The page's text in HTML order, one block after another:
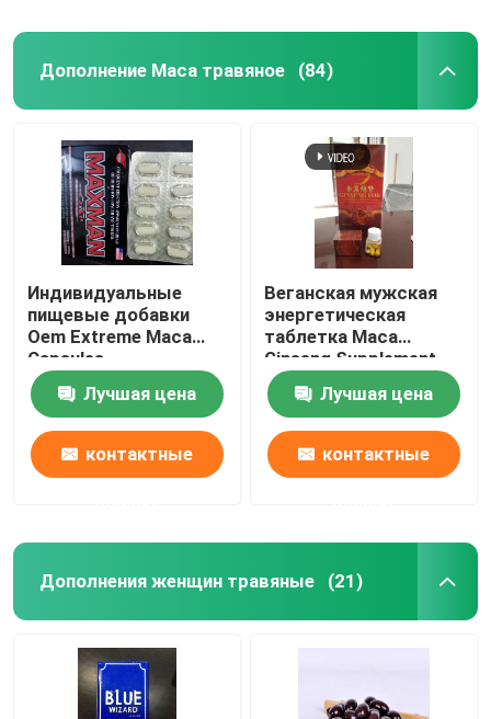
Дополнение Maca травяное (84)
Индивидуальные
пищевые добавки
Oem Extreme Maca
Capsules
Лучшая цена
контактные
Веганская мужская
энергетическая
таблетка Maca
Ginseng Supplement
Лучшая цена
контактные
Дополнения женщин травяные (21)